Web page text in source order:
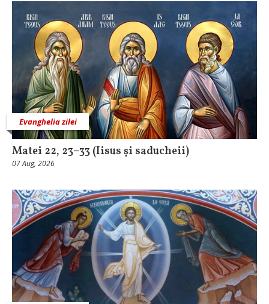
Evanghelia zilei
Matei 22, 23–33 (Iisus și saducheii)
07 Aug, 2026